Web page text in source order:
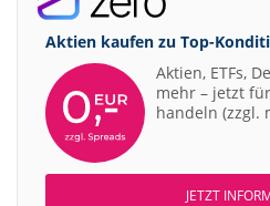
Aktien kaufen zu Top-
Aktien, ETFs,
mehr – jetzt für
handeln (zzgl.
JETZT